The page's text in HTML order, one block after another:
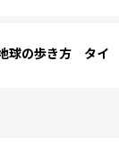
球の歩き方 タイ